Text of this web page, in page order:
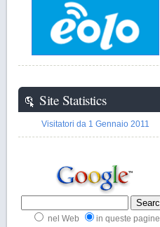
Site Statistics
Visitatori da 1 Gennaio 2011
nel Web in queste pagine